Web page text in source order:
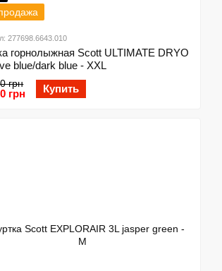
277698.6643.010
горнолыжная Scott ULTIMATE DRYO
blue/dark blue - XXL
грн
грн Купить